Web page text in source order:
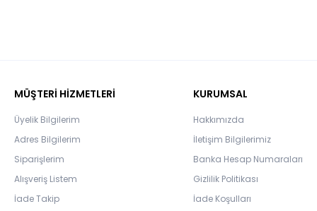
MÜŞTERİ HİZMETLERİ
Üyelik Bilgilerim
Adres Bilgilerim
Siparişlerim
Alışveriş Listem
İade Takip
KURUMSAL
Hakkımızda
İletişim Bilgilerimiz
Banka Hesap Numaraları
Gizlilik Politikası
İade Koşulları